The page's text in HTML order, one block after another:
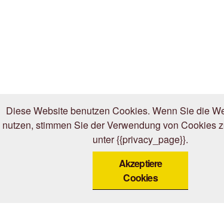
Diese Website benutzen Cookies. Wenn Sie die
nutzen, stimmen Sie der Verwendung von Cookies
unter {{privacy_page}}.
Akzeptiere
Cookies